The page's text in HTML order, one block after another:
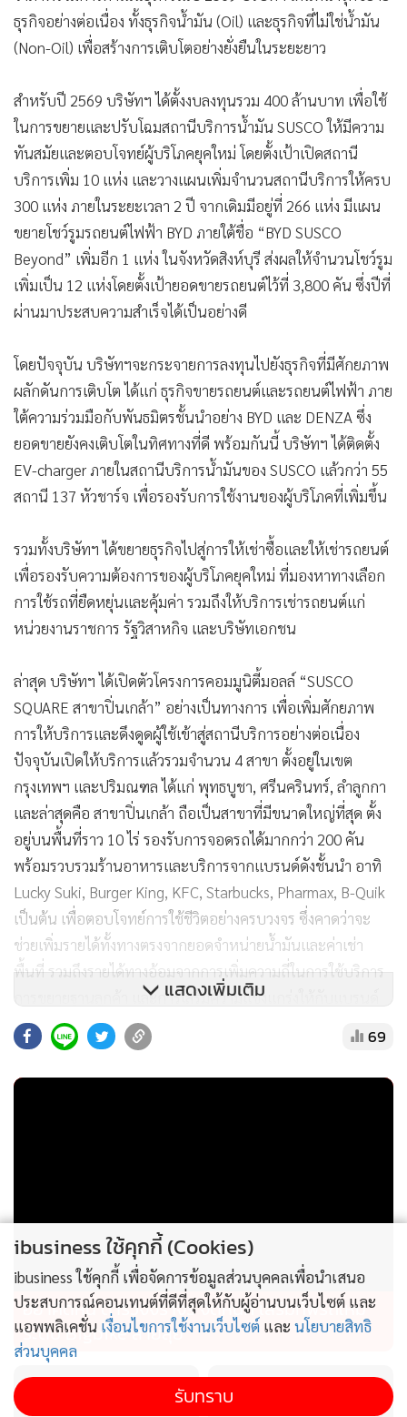
ธุรกิจอย่างต่อเนื่อง ทั้งธุรกิจน้ำมัน (Oil) และธุรกิจที่ไม่ใช่น้ำมัน
(Non-Oil) เพื่อสร้างการเติบโตอย่างยั่งยืนในระยะยาว
สำหรับปี 2569 บริษัทฯ ได้ตั้งงบลงทุนรวม 400 ล้านบาท เพื่อใช้
ในการขยายและปรับโฉมสถานีบริการน้ำมัน SUSCO ให้มีความ
ทันสมัยและตอบโจทย์ผู้บริโภคยุคใหม่ โดยตั้งเป้าเปิดสถานี
บริการเพิ่ม 10 แห่ง และวางแผนเพิ่มจำนวนสถานีบริการให้ครบ
300 แห่ง ภายในระยะเวลา 2 ปี จากเดิมมีอยู่ที่ 266 แห่ง มีแผน
ขยายโชว์รูมรถยนต์ไฟฟ้า BYD ภายใต้ชื่อ “BYD SUSCO
Beyond” เพิ่มอีก 1 แห่ง ในจังหวัดสิงห์บุรี ส่งผลให้จำนวนโชว์รูม
เพิ่มเป็น 12 แห่งโดยตั้งเป้ายอดขายรถยนต์ไว้ที่ 3,800 คัน ซึ่งปีที่
ผ่านมาประสบความสำเร็จได้เป็นอย่างดี
โดยปัจจุบัน บริษัทฯจะกระจายการลงทุนไปยังธุรกิจที่มีศักยภาพ
ผลักดันการเติบโต ได้แก่ ธุรกิจขายรถยนต์และรถยนต์ไฟฟ้า ภาย
ใต้ความร่วมมือกับพันธมิตรชั้นนำอย่าง BYD และ DENZA ซึ่ง
ยอดขายยังคงเติบโตในทิศทางที่ดี พร้อมกันนี้ บริษัทฯ ได้ติดตั้ง
EV-charger ภายในสถานีบริการน้ำมันของ SUSCO แล้วกว่า 55
สถานี 137 หัวชาร์จ เพื่อรองรับการใช้งานของผู้บริโภคที่เพิ่มขึ้น
รวมทั้งบริษัทฯ ได้ขยายธุรกิจไปสู่การให้เช่าซื้อและให้เช่ารถยนต์
เพื่อรองรับความต้องการของผู้บริโภคยุคใหม่ ที่มองหาทางเลือก
การใช้รถที่ยืดหยุ่นและคุ้มค่า รวมถึงให้บริการเช่ารถยนต์แก่
หน่วยงานราชการ รัฐวิสาหกิจ และบริษัทเอกชน
ล่าสุด บริษัทฯ ได้เปิดตัวโครงการคอมมูนิตี้มอลล์ “SUSCO
SQUARE สาขาปิ่นเกล้า” อย่างเป็นทางการ เพื่อเพิ่มศักยภาพ
การให้บริการและดึงดูดผู้ใช้เข้าสู่สถานีบริการอย่างต่อเนื่อง
ปัจจุบันเปิดให้บริการแล้วรวมจำนวน 4 สาขา ตั้งอยู่ในเขต
กรุงเทพฯ และปริมณฑล ได้แก่ พุทธบูชา, ศรีนครินทร์, ลำลูกกา
และล่าสุดคือ สาขาปิ่นเกล้า ถือเป็นสาขาที่มีขนาดใหญ่ที่สุด ตั้ง
อยู่บนพื้นที่ราว 10 ไร่ รองรับการจอดรถได้มากกว่า 200 คัน
พร้อมรวบรวมร้านอาหารและบริการจากแบรนด์ดังชั้นนำ อาทิ
Lucky Suki, Burger King, KFC, Starbucks, Pharmax, B-Quik
เป็นต้น เพื่อตอบโจทย์การใช้ชีวิตอย่างครบวงจร ซึ่งคาดว่าจะ
ช่วยเพิ่มรายได้ทั้งทางตรงจากยอดจำหน่ายน้ำมันและค่าเช่า
พื้นที่ รวมถึงรายได้ทางอ้อมจากการเพิ่มความถี่ในการใช้บริการ
การขยายฐานลูกค้า และการเสริมความแข็งแกร่งให้กับแบรนด์
ในระยะยาว
“SUSCO SQUARE ปิ่นเกล้า ถือเป็นทำเลศักยภาพสูง เนื่องจาก
น้ำมัน เพื่อผลักดันรายได้รวมปีนี้ให้เติบโต 8% พร้อมที่จะก้าวสู่
การเป็น "Smart Energy & Mobility Solutions Provider" อย่าง
เต็มรูปแบบ” นายชัยฤทธิ์กล่าว
แสดงเพิ่มเติม
69
อย่าคิดหนี ตำรวจจราจร จัดหนัก เสริมทัพรถใหม่
ระดับ Bigbike สายลุย
ibusiness ใช้คุกกี้ (Cookies)
ibusiness ใช้คุกกี้ เพื่อจัดการข้อมูลส่วนบุคคลเพื่อนำเสนอ
ประสบการณ์คอนเทนต์ที่ดีที่สุดให้กับผู้อ่านบนเว็บไซต์ และ
แอพพลิเคชั่น เงื่อนไขการใช้งานเว็บไซต์ และ นโยบายสิทธิ
ส่วนบุคคล
รับทราบ